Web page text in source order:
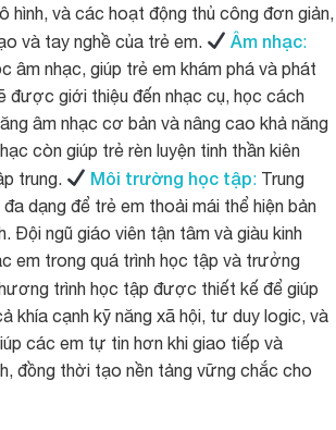
hình, và các hoạt động thủ công đơn giản,
và tay nghề của trẻ em.
Âm nhạc:
âm nhạc, giúp trẻ em khám phá và phát
được giới thiệu đến nhạc cụ, học cách
âm nhạc cơ bản và nâng cao khả năng
còn giúp trẻ rèn luyện tinh thần kiên
trung.
Môi trường học tập:Trung
dạng để trẻ em thoải mái thể hiện bản
Đội ngũ giáo viên tận tâm và giàu kinh
em trong quá trình học tập và trưởng
trình học tập được thiết kế để giúp
khía cạnh kỹ năng xã hội, tư duy logic, và
các em tự tin hơn khi giao tiếp và
đồng thời tạo nền tảng vững chắc cho